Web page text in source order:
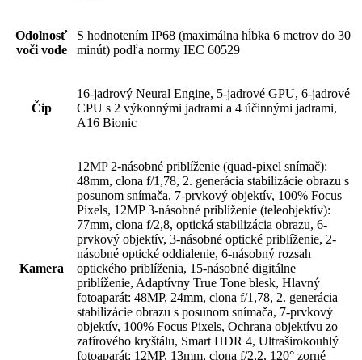
Odolnosť
voči vode
S hodnotením IP68 (maximálna hĺbka 6 metrov do 30
minút) podľa normy IEC 60529
Čip
16-jadrový Neural Engine, 5-jadrové GPU, 6-jadrové
CPU s 2 výkonnými jadrami a 4 účinnými jadrami,
A16 Bionic
Kamera
12MP 2-násobné priblíženie (quad-pixel snímač):
48mm, clona f/1,78, 2. generácia stabilizácie obrazu s
posunom snímača, 7-prvkový objektív, 100% Focus
Pixels, 12MP 3-násobné priblíženie (teleobjektív):
77mm, clona f/2,8, optická stabilizácia obrazu, 6-
prvkový objektív, 3-násobné optické priblíženie, 2-
násobné optické oddialenie, 6-násobný rozsah
optického priblíženia, 15-násobné digitálne
priblíženie, Adaptívny True Tone blesk, Hlavný
fotoaparát: 48MP, 24mm, clona f/1,78, 2. generácia
stabilizácie obrazu s posunom snímača, 7-prvkový
objektív, 100% Focus Pixels, Ochrana objektívu zo
zafírového kryštálu, Smart HDR 4, Ultraširokouhlý
fotoaparát: 12MP, 13mm, clona f/2,2, 120° zorné